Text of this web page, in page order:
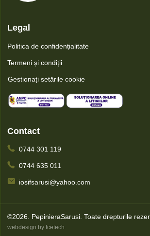
Legal
Politica de confidențialitate
Termeni și condiții
Gestionați setările cookie
Contact
0744 301 119
0744 635 011
iosifsarusi@yahoo.com
©2026. PepinieraSarusi. Toate drepturile
webdesign by Icetech